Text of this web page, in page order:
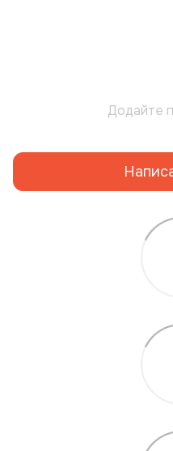
Додайте